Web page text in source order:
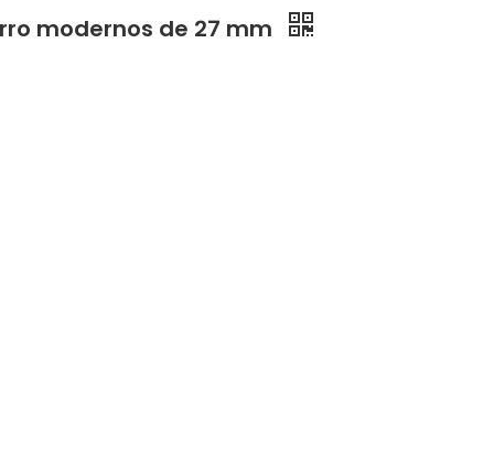
modernos de 27 mm